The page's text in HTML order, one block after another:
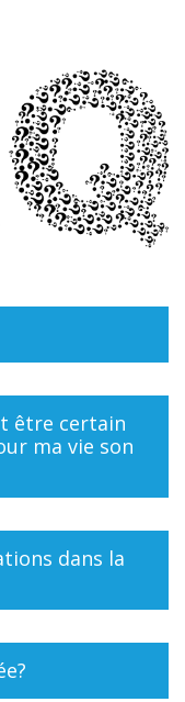
être certain
ma vie son
dans la